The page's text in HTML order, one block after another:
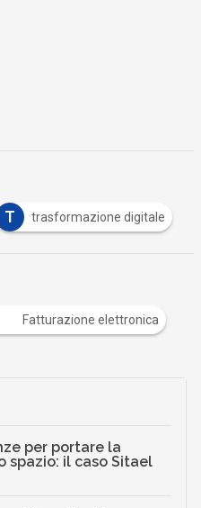
T trasformazione digitale
Fatturazione elettronica
per portare la
spazio: il caso Sitael